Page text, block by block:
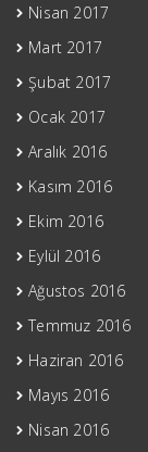
Nisan 2017
Mart 2017
Şubat 2017
Ocak 2017
Aralık 2016
Kasım 2016
Ekim 2016
Eylül 2016
Ağustos 2016
Temmuz 2016
Haziran 2016
Mayıs 2016
Nisan 2016